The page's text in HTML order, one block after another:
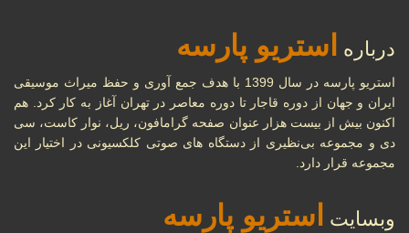
درباره استریو پارسه
استریو پارسه در سال 1399 با هدف جمع آوری و حفظ میراث موسیقی
ایران و جهان از دوره قاجار تا دوره معاصر در تهران آغاز به کار کرد. هم
اکنون بیش از بیست هزار عنوان صفحه گرامافون، ریل، نوار کاست، سی
دی و مجموعه بی‌نظیری از دستگاه های صوتی کلکسیونی در اختیار این
مجموعه قرار دارد.
وبسایت استریو پارسه